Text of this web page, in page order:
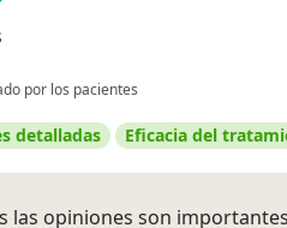
por los pacientes
detalladas Eficacia del
las opiniones son